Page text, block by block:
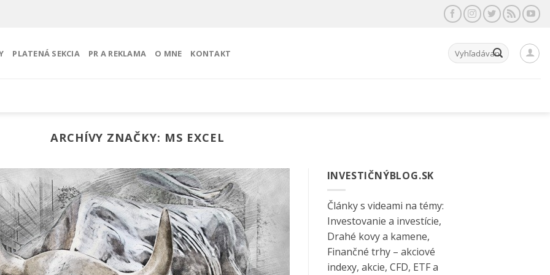
PLATENÁ SEKCIA PR A REKLAMA O MNE KONTAKT Hľadať:
ARCHÍVY ZNAČKY: MS EXCEL
INVESTIČNÝBLOG.SK
Články s videami na témy:
Investovanie a investície,
Drahé kovy a kamene,
Finančné trhy – akciové
indexy, akcie, CFD, ETF a